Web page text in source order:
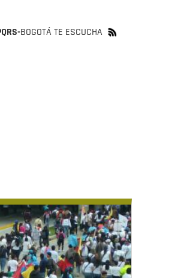
BOGOTÁ TE ESCUCHA